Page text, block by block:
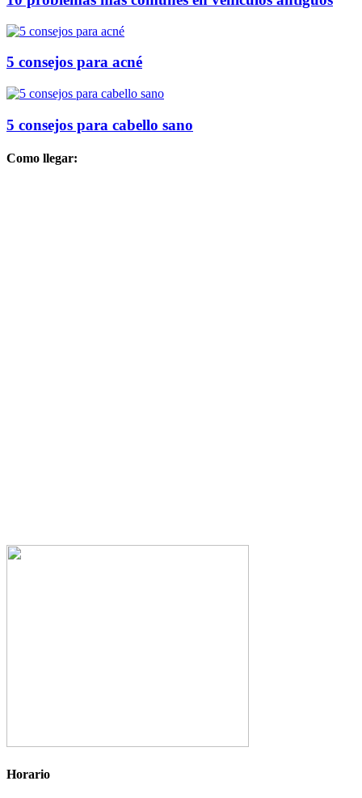
5 consejos para acné
5 consejos para cabello sano
Como llegar:
Horario